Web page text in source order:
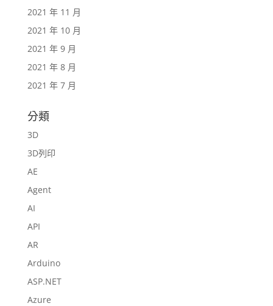
2021 年 11 月
2021 年 10 月
2021 年 9 月
2021 年 8 月
2021 年 7 月
分類
3D
3D列印
AE
Agent
AI
API
AR
Arduino
ASP.NET
Azure